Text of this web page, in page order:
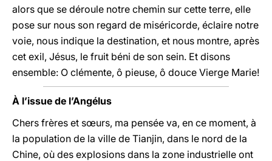
alors que se déroule notre chemin sur cette terre, elle
pose sur nous son regard de miséricorde, éclaire notre
voie, nous indique la destination, et nous montre, après
cet exil, Jésus, le fruit béni de son sein. Et disons
ensemble: O clémente, ô pieuse, ô douce Vierge Marie!
À l’issue de l’Angélus
Chers frères et sœurs, ma pensée va, en ce moment, à
la population de la ville de Tianjin, dans le nord de la
Chine, où des explosions dans la zone industrielle ont